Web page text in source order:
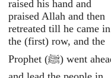
raised his hand and
praised Allah and then
retreated till he came in
the (first) row, and the
Prophet (ﷺ) went ahead